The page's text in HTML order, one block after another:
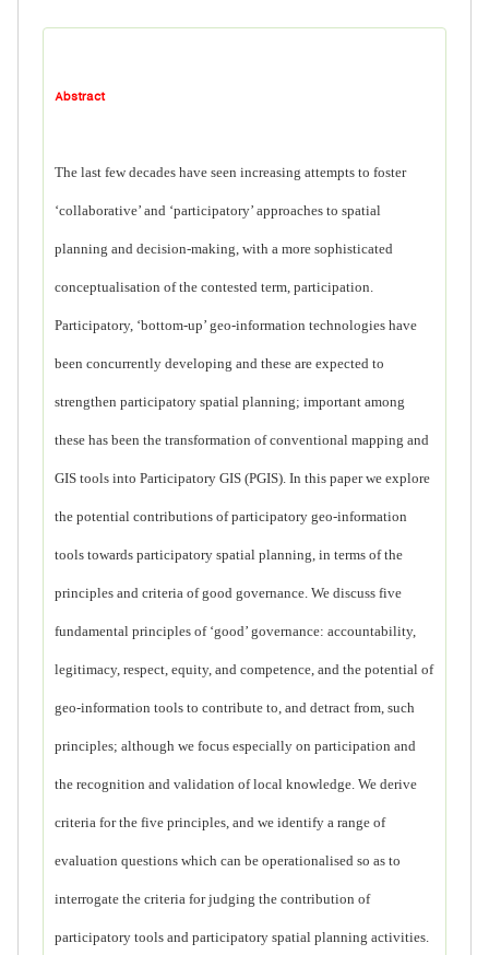
Abstract
The last few decades have seen increasing attempts to foster
‘collaborative’ and ‘participatory’ approaches to spatial
planning and decision-making, with a more sophisticated
conceptualisation of the contested term, participation.
Participatory, ‘bottom-up’ geo-information technologies have
been concurrently developing and these are expected to
strengthen participatory spatial planning; important among
these has been the transformation of conventional mapping and
GIS tools into Participatory GIS (PGIS). In this paper we explore
the potential contributions of participatory geo-information
tools towards participatory spatial planning, in terms of the
principles and criteria of good governance. We discuss five
fundamental principles of ‘good’ governance: accountability,
legitimacy, respect, equity, and competence, and the potential of
geo-information tools to contribute to, and detract from, such
principles; although we focus especially on participation and
the recognition and validation of local knowledge. We derive
criteria for the five principles, and we identify a range of
evaluation questions which can be operationalised so as to
interrogate the criteria for judging the contribution of
participatory tools and participatory spatial planning activities.